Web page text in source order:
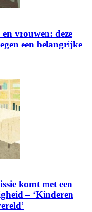
vrouwen: deze
een belangrijke
komt met een
– ‘Kinderen